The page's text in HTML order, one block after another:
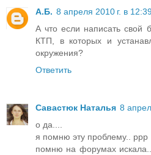
А.Б. 8 апреля 2010 г. в
А что если написать свой
КТП, в которых и
окружения?
Ответить
Савастюк Наталья 8
о да....
я помню эту проблему.. ррр
помню на форумах